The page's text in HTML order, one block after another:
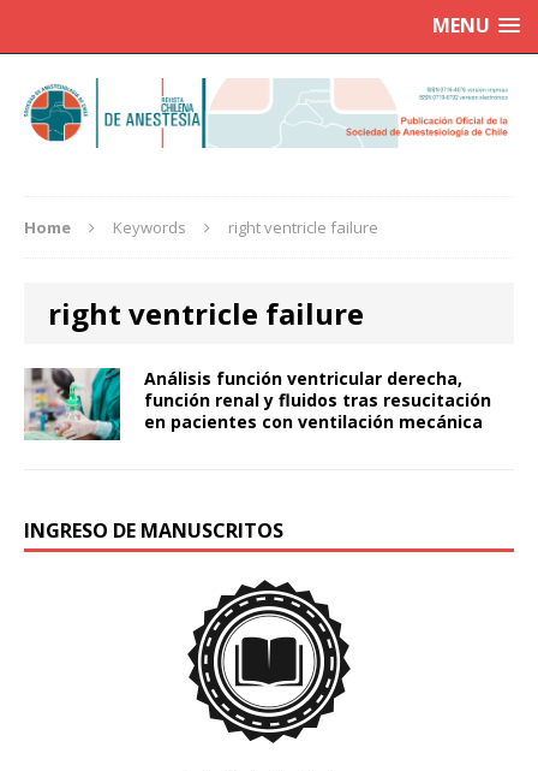
MENU
Home Keywords right ventricle failure
right ventricle failure
Análisis función ventricular derecha,
función renal y fluidos tras resucitación
en pacientes con ventilación mecánica
INGRESO DE MANUSCRITOS